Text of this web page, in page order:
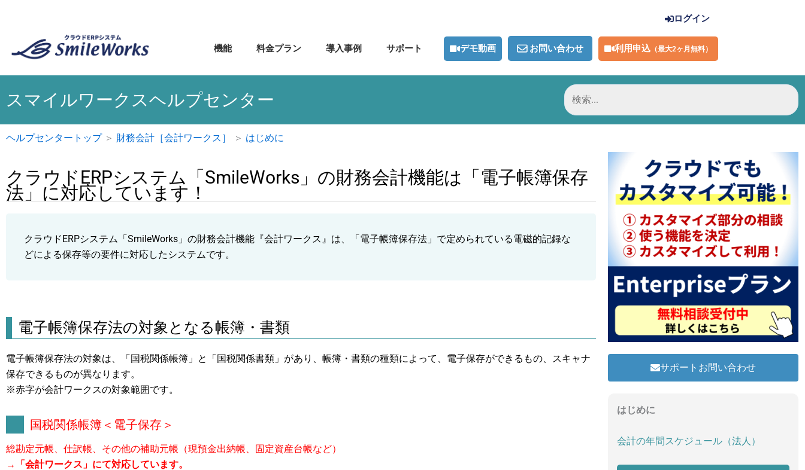
プ
ログイン
機能 料金プラン 導入事例 サポート デモ動画 お問い合わせ 利用申込（最大2ヶ月無料）
スマイルワークスヘルプセンター
検
索
対
ヘルプセンタートップ＞ 財務会計［会計ワークス］ ＞ はじめに
クラウドERPシステム「SmileWorks」の財務会計機能は「電子帳簿保存
法」に対応しています！
クラウドERPシステム「SmileWorks」の財務会計機能『会計ワークス』は、「電子帳簿保存法」で定められている電磁的記録な
どによる保存等の要件に対応したシステムです。
電子帳簿保存法の対象となる帳簿・書類
電子帳簿保存法の対象は、「国税関係帳簿」と「国税関係書類」があり、帳簿・書類の種類によって、電子保存ができるもの、スキャナ
保存できるものが異なります。
※赤字が会計ワークスの対象範囲です。
国税関係帳簿＜電子保存＞
総勘定元帳、仕訳帳、その他の補助元帳（現預金出納帳、固定資産台帳など）
→「会計ワークス」にて対応しています。
サポートお問い合わせ
はじめに
会計の年間スケジュール（法人）